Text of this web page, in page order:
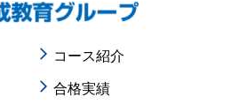
コース紹介
合格実績